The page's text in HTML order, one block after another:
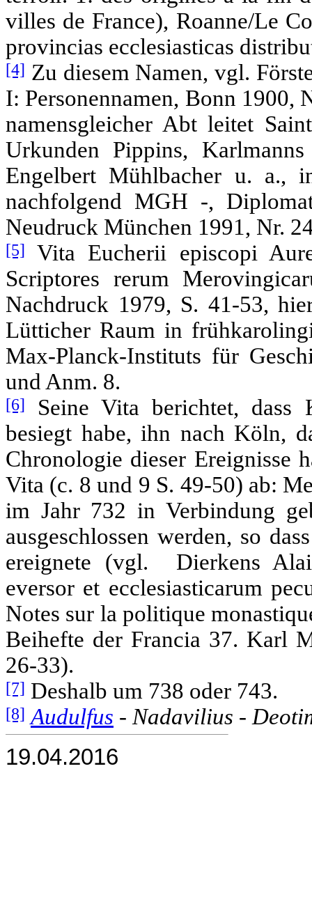
villes de France), Roanne/Le
provincias ecclesiasticas
[4] Zu diesem Namen, vgl.
I: Personennamen, Bonn 1900,
namensgleicher Abt leitet
Urkunden Pippins,
Engelbert Mühlbacher u. a.,
nachfolgend MGH -,
Neudruck München 1991, Nr.
[5]
Vita Eucherii episcopi
Scriptores rerum
Nachdruck 1979, S. 41-53,
Lütticher Raum in
Max-Planck-Instituts für
und Anm. 8.
[6]
Seine Vita berichtet,
besiegt habe, ihn nach Köln,
Chronologie dieser Ereignisse
Vita (c. 8 und 9 S. 49-50) ab:
im Jahr 732 in Verbindung
ausgeschlossen werden, so
ereignete (vgl. Dierkens
eversor et ecclesiasticarum
Notes sur la politique
Beihefte der Francia 37. Karl
26-33).
[7] Deshalb um 738 oder 743.
[8] Audulfus - Nadavilius -
19.04.2016